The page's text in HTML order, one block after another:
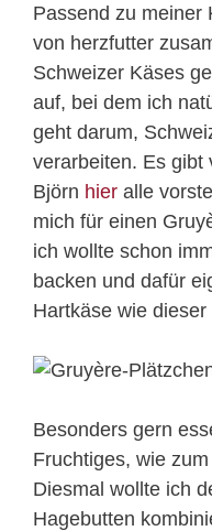
Passend zu meiner
von herzfutter
Schweizer Käses
auf, bei dem ich
geht darum,
verarbeiten. Es gibt
Björn hier alle
mich für einen
ich wollte schon
backen und dafür
Hartkäse wie dieser
Besonders gern
Fruchtiges, wie
Diesmal wollte ich
Hagebutten